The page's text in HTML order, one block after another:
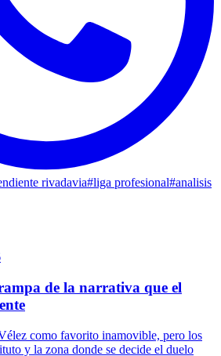
rivadavia#liga profesional#analisis
de la narrativa que el
como favorito inamovible, pero los
y la zona donde se decide el duelo